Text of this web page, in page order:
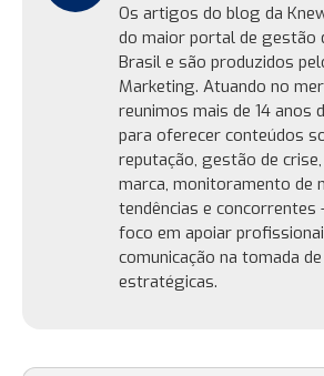
Os artigos do blog da
do maior portal de gestão
Brasil e são produzidos
Marketing. Atuando no
reunimos mais de 14 anos
para oferecer conteúdos
reputação, gestão de
marca, monitoramento de
tendências e concorrentes
foco em apoiar
comunicação na tomada
estratégicas.